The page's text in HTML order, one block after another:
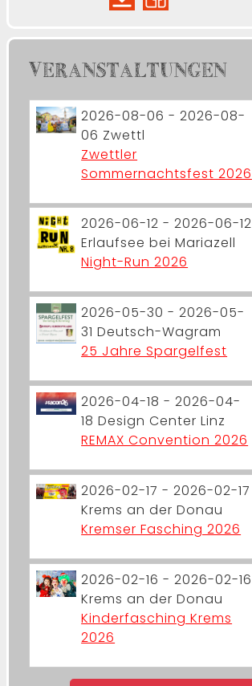
VERANSTALTUNGEN
2026-08-06 - 2026-08-
06 Zwettl
Zwettler
Sommernachtsfest 2026
2026-06-12 - 2026-06-12
Erlaufsee bei Mariazell
Night-Run 2026
2026-05-30 - 2026-05-
31 Deutsch-Wagram
25 Jahre Spargelfest
2026-04-18 - 2026-04-
18 Design Center Linz
REMAX Convention 2026
2026-02-17 - 2026-02-17
Krems an der Donau
Kremser Fasching 2026
2026-02-16 - 2026-02-16
Krems an der Donau
Kinderfasching Krems
2026